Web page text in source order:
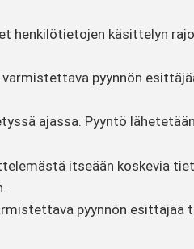
henkilötietojen käsittelyn
pyynnön
ajassa. Pyyntö
itseään koskevia
pyynnön esittäjää